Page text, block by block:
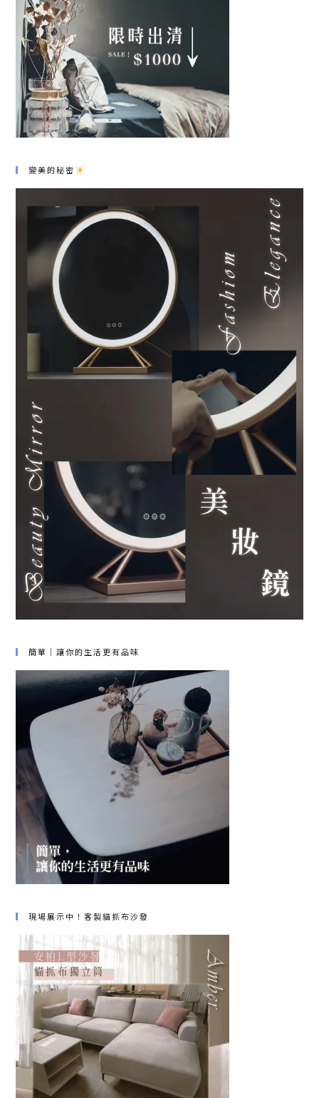
變美的秘密
簡單｜讓你的生活更有品味
現場展示中！客製貓抓布沙發